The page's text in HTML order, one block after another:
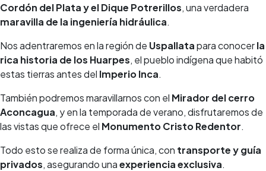
Cordón del Plata y el Dique Potrerillos, una verdadera
maravilla de la ingeniería hidráulica.
Nos adentraremos en la región de Uspallatapara conocerla
rica historia de los Huarpes, el pueblo indígena que habitó
estas tierras antes del Imperio Inca.
También podremos maravillarnos con el Mirador del cerro
Aconcagua, y en la temporada de verano, disfrutaremos de
las vistas que ofrece el Monumento Cristo Redentor.
Todo esto se realiza de forma única, con transporte y guía
privados, asegurando unaexperiencia exclusiva.